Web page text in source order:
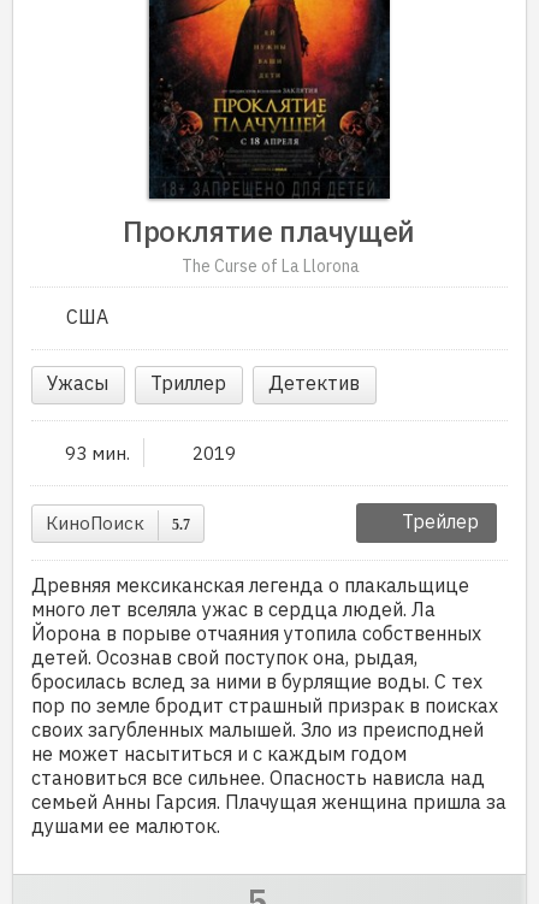
Проклятие плачущей
The Curse of La Llorona
США
Ужасы Триллер Детектив
93 мин. 2019
КиноПоиск 5.7 Трейлер
Древняя мексиканская легенда о плакальщице
много лет вселяла ужас в сердца людей. Ла
Йорона в порыве отчаяния утопила собственных
детей. Осознав свой поступок она, рыдая,
бросилась вслед за ними в бурлящие воды. С тех
пор по земле бродит страшный призрак в поисках
своих загубленных малышей. Зло из преисподней
не может насытиться и с каждым годом
становиться все сильнее. Опасность нависла над
семьей Анны Гарсия. Плачущая женщина пришла за
душами ее малюток.